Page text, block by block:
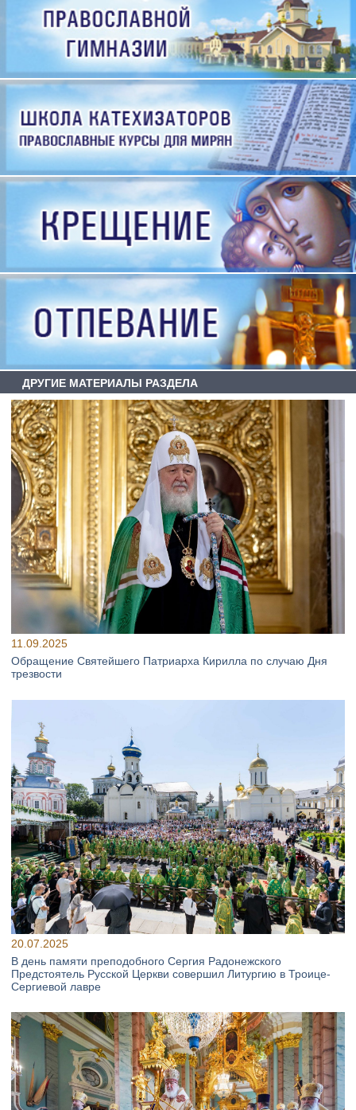
ДРУГИЕ МАТЕРИАЛЫ РАЗДЕЛА
11.09.2025
Обращение Святейшего Патриарха Кирилла по случаю Дня
трезвости
20.07.2025
В день памяти преподобного Сергия Радонежского
Предстоятель Русской Церкви совершил Литургию в Троице-
Сергиевой лавре